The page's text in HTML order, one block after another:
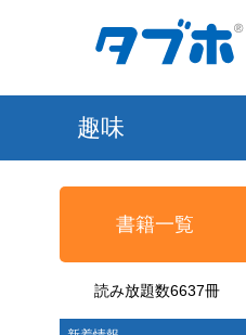
趣味
書籍一覧
読み放題数6637冊